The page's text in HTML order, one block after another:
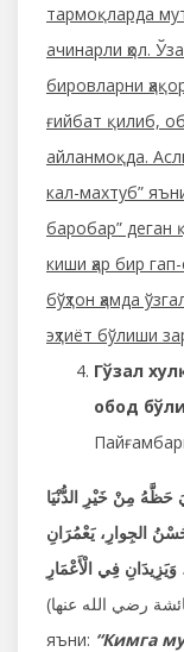
тармоқларда
ачинарли ҳол.
бировларни
ғийбат қилиб,
айланмоқда.
кал-махтуб”
баробар” деган
киши ҳар бир
бўҳтон ҳамда
эҳтиёт бўлиши
Гўзал
обод
مِنْ خَيْرِ الدُّنْيَا
الجِوارِ، يَعْمُرَانِ
وَيَزِيدَانِ فِي الْأَعْمَارِ
яъни: “Кимга